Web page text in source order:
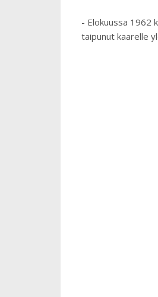
- Elokuussa 1962
taipunut kaarelle